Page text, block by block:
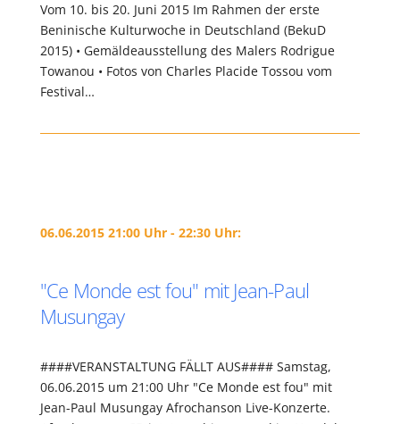
Vom 10. bis 20. Juni 2015 Im Rahmen der erste
Beninische Kulturwoche in Deutschland (BekuD
2015) • Gemäldeausstellung des Malers Rodrigue
Towanou • Fotos von Charles Placide Tossou vom
Festival…
06.06.2015 21:00 Uhr - 22:30 Uhr:
"Ce Monde est fou" mit Jean-Paul
Musungay
####VERANSTALTUNG FÄLLT AUS#### Samstag,
06.06.2015 um 21:00 Uhr "Ce Monde est fou" mit
Jean-Paul Musungay Afrochanson Live-Konzerte.